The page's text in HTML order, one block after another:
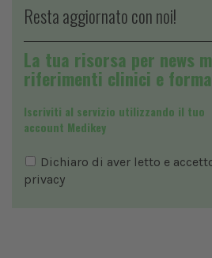
Resta aggiornato con noi!
La tua risorsa per news
riferimenti clinici e
Iscriviti al servizio utilizzando il tuo
account Medikey
Dichiaro di aver letto e
privacy